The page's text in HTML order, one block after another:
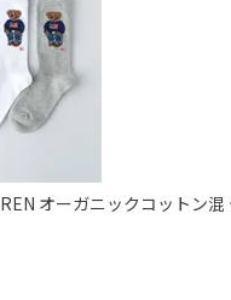
オーガニックコットン混
クス レディース 03207241